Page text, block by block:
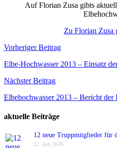
Auf Florian Zusa gibts
Zu Florian
Beitragsnavigation
Vorheriger Beitrag
Elbe-Hochwasser 2013 – Einsatz
Nächster Beitrag
Elbehochwasser 2013 – Bericht der
aktuelle Beiträge
12 neue Truppmitglieder für
22. Juli 2026